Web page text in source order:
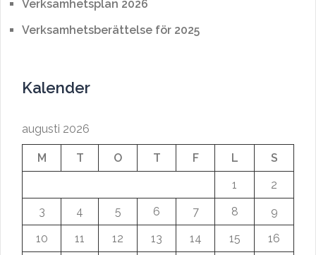
Verksamhetsplan 2026
Verksamhetsberättelse för 2025
Kalender
augusti 2026
M T O T F L
S
1
2
3
4 5 6 7 8
9
10
11 12 13 14 15
16